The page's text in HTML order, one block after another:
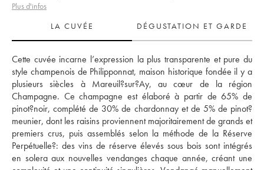
Plus d'infos
LA CUVÉE
DÉGUSTATION ET GARDE
Cette cuvée incarne l’expression la plus transparente et pure du
style champenois de Philipponnat, maison historique fondée il y a
plusieurs siècles à Mareuil?sur?Ay, au cœur de la région
Champagne. Ce champagne est élaboré à partir de 65% de
pinot?noir, complété de 30% de chardonnay et de 5% de pinot?
meunier, dont les raisins proviennent majoritairement de grands et
premiers crus, puis assemblés selon la méthode de la Réserve
Perpétuelle?: des vins de réserve élevés sous bois sont intégrés
en solera aux nouvelles vendanges chaque année, créant une